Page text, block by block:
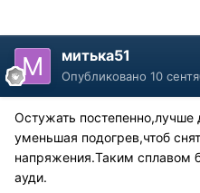
митька51
Опубликовано 10
Остужать постепенно,лучше
уменьшая подогрев,чтоб
напряжения.Таким сплавом
ауди.